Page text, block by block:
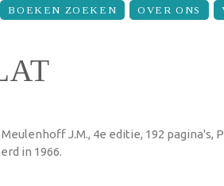
BOEKEN ZOEKEN OVER ONS
J.M., 4e editie, 192 pagina's,
in 1966.